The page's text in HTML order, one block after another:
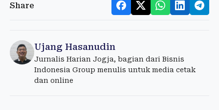
Share
Ujang Hasanudin
Jurnalis Harian Jogja, bagian dari Bisnis
Indonesia Group menulis untuk media cetak
dan online